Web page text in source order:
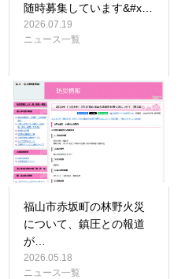
随時募集しています&#x…
2026.07.19
ニュース一覧
福山市赤坂町の林野火災
について、鎮圧との報道
が…
2026.05.18
ニュース一覧